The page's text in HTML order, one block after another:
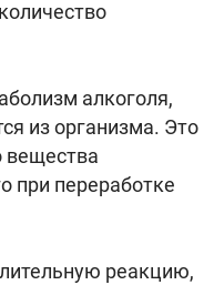
алкоголя,
из организма. Это
вещества
при переработке
реакцию,